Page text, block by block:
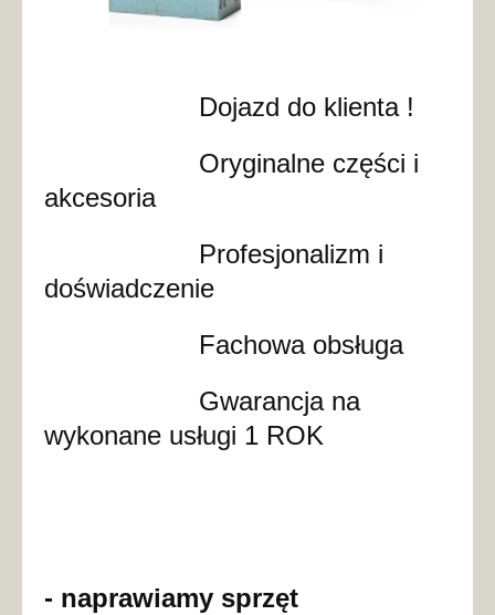
Dojazd do klienta !
Oryginalne części i
akcesoria
Profesjonalizm i
doświadczenie
Fachowa obsługa
Gwarancja na
wykonane usługi 1 ROK
- naprawiamy sprzęt